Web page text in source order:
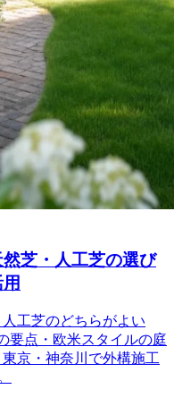
芝・人工芝の選び
工芝のどちらがよい
要点・欧米スタイルの庭
京・神奈川で外構施工